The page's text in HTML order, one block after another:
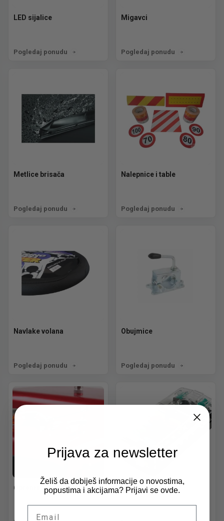
LED sijalice
Pogledaj ponudu
Migavci
Pogledaj ponudu
Metlice brisača
Pogledaj ponudu
Nalepnice i table
Pogledaj ponudu
Navlake volana
Pogledaj ponudu
Obujmice
Pogledaj ponudu
Oprema Osigurači i kutije
Prijava za newsletter
Želiš da dobiješ informacije o novostima,
popustima i akcijama? Prijavi se ovde.